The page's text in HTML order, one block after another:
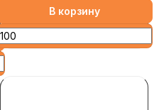
В корзину